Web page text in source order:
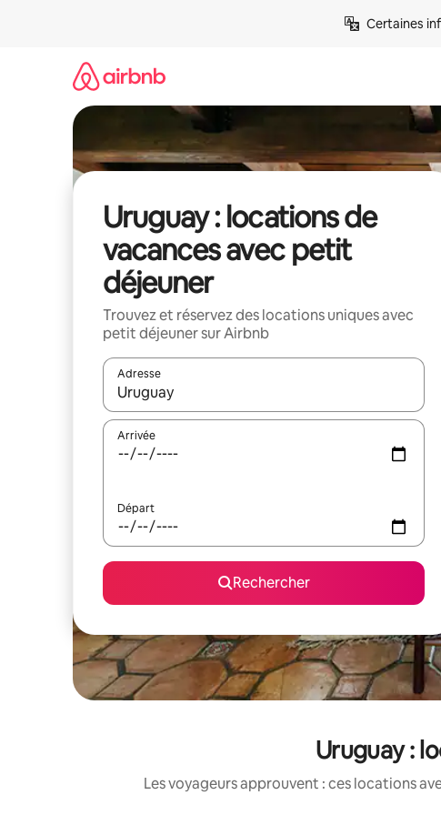
Certaines
Uruguay : locations de
vacances avec petit
déjeuner
Trouvez et réservez des locations uniques avec
petit déjeuner sur Airbnb
Adresse
Lorsque les résultats s'affichent, utilisez les flèches
Arrivée
Départ
Rechercher
Uruguay :
Les voyageurs approuvent : ces locations